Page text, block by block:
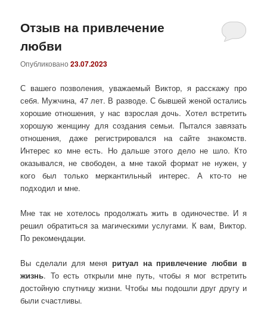
Отзыв на привлечение
любви
Опубликовано23.07.2023
С вашего позволения, уважаемый Виктор, я расскажу про
себя. Мужчина, 47 лет. В разводе. С бывшей женой остались
хорошие отношения, у нас взрослая дочь. Хотел встретить
хорошую женщину для создания семьи. Пытался завязать
отношения, даже регистрировался на сайте знакомств.
Интерес ко мне есть. Но дальше этого дело не шло. Кто
оказывался, не свободен, а мне такой формат не нужен, у
кого был только меркантильный интерес. А кто-то не
подходил и мне.
Мне так не хотелось продолжать жить в одиночестве. И я
решил обратиться за магическими услугами. К вам, Виктор.
По рекомендации.
Вы сделали для меня ритуал на привлечение любви в
жизнь. То есть открыли мне путь, чтобы я мог встретить
достойную спутницу жизни. Чтобы мы подошли друг другу и
были счастливы.